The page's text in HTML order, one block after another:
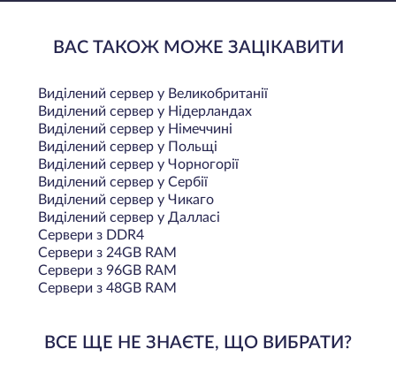
ВАС ТАКОЖ МОЖЕ ЗАЦІКАВИТИ
Виділений сервер у Великобританії
Виділений сервер у Нідерландах
Виділений сервер у Німеччині
Виділений сервер у Польщi
Виділений сервер у Чорногорії
Виділений сервер у Сербії
Виділений сервер у Чикаго
Виділений сервер у Далласі
Сервери з DDR4
Сервери з 24GB RAM
Сервери з 96GB RAM
Сервери з 48GB RAM
ВСЕ ЩЕ НЕ ЗНАЄТЕ, ЩО ВИБРАТИ?